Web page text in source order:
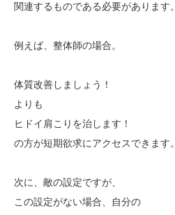
関連するものである必要があります。
例えば、整体師の場合。
体質改善しましょう！
よりも
ヒドイ肩こりを治します！
の方が短期欲求にアクセスできます。
次に、敵の設定ですが、
この設定がない場合、自分の